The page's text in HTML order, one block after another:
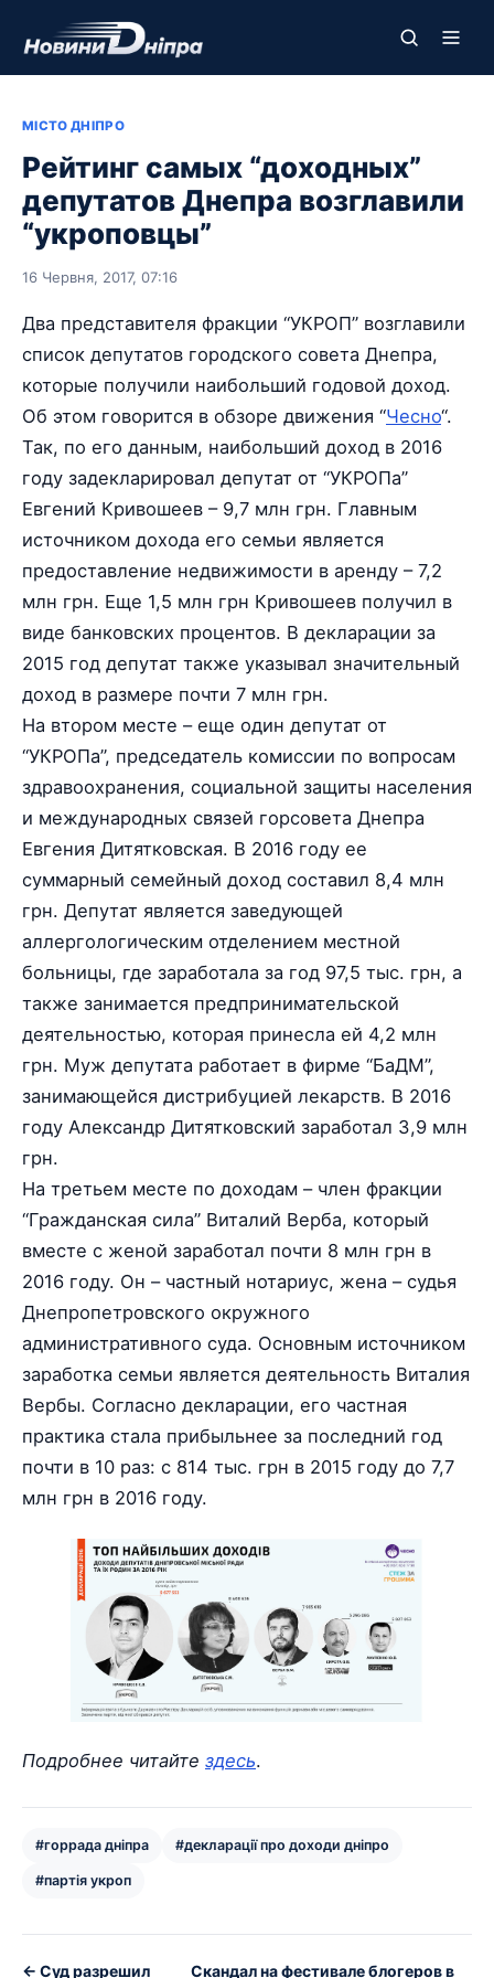
МІСТО ДНІПРО
Рейтинг самых “доходных”
депутатов Днепра возглавили
“укроповцы”
16 Червня, 2017, 07:16
Два представителя фракции “УКРОП” возглавили
список депутатов городского совета Днепра,
которые получили наибольший годовой доход.
Об этом говорится в обзоре движения “Чесно“.
Так, по его данным, наибольший доход в 2016
году задекларировал депутат от “УКРОПа”
Евгений Кривошеев – 9,7 млн грн. Главным
источником дохода его семьи является
предоставление недвижимости в аренду – 7,2
млн грн. Еще 1,5 млн грн Кривошеев получил в
виде банковских процентов. В декларации за
2015 год депутат также указывал значительный
доход в размере почти 7 млн грн.
На втором месте – еще один депутат от
“УКРОПа”, председатель комиссии по вопросам
здравоохранения, социальной защиты населения
и международных связей горсовета Днепра
Евгения Дитятковская. В 2016 году ее
суммарный семейный доход составил 8,4 млн
грн. Депутат является заведующей
аллергологическим отделением местной
больницы, где заработала за год 97,5 тыс. грн, а
также занимается предпринимательской
деятельностью, которая принесла ей 4,2 млн
грн. Муж депутата работает в фирме “БаДМ”,
занимающейся дистрибуцией лекарств. В 2016
году Александр Дитятковский заработал 3,9 млн
грн.
На третьем месте по доходам – член фракции
“Гражданская сила” Виталий Верба, который
вместе с женой заработал почти 8 млн грн в
2016 году. Он – частный нотариус, жена – судья
Днепропетровского окружного
административного суда. Основным источником
заработка семьи является деятельность Виталия
Вербы. Согласно декларации, его частная
практика стала прибыльнее за последний год
почти в 10 раз: с 814 тыс. грн в 2015 году до 7,7
млн грн в 2016 году.
Подробнее читайте здесь.
#горрада дніпра #декларації про доходи дніпро
#партія укроп
← Суд разрешил Скандал на фестивале блогеров в